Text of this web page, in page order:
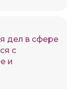
дел в сфере
с
и